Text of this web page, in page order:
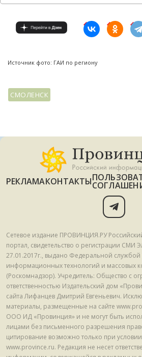
Источник фото: ГАИ по региону
СМОЛЕНСК
РЕКЛАМАКОНТАКТЫ
Сетевое издание ПРОВИНЦИЯ.РУ
портал, свидетельство о регистрации СМИ
27.01.2017г., выдано Федеральной службой
информационных технологий и массовых
(Роскомнадзор). Учредитель: Общество с
ответственностью Издательский дом
сайта Лифанцев Дмитрий Евгеньевич.
материалы, размещенные на сайте
ООО ИД «Провинция» и не могут быть
лицами без письменного разрешения
цитирование возможно только при
www.province.ru. Редакция не несет